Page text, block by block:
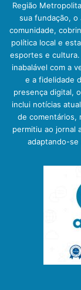
Região
sua fundação, o
comunidade,
política local e
esportes e cultura.
inabalável com a
e a fidelidade
presença digital,
inclui notícias
de comentários,
permitiu ao jornal
adaptando-se